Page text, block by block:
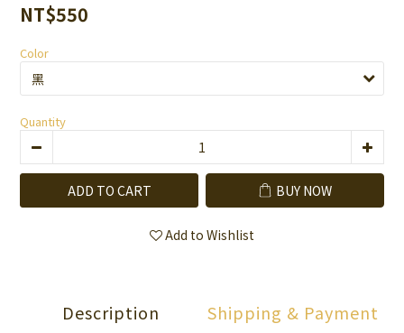
NT$550
Color
Quantity
ADD TO CART BUY NOW
Add to Wishlist
Description Shipping & Payment